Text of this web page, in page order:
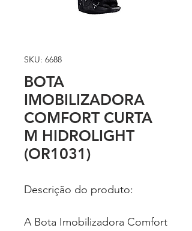
SKU: 6688
BOTA
IMOBILIZADORA
COMFORT CURTA
M HIDROLIGHT
(OR1031)
Descrição do produto:
A Bota Imobilizadora Comfort